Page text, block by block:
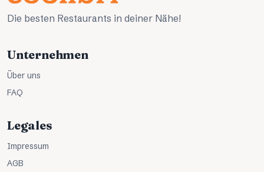
Die besten Restaurants in deiner Nähe!
Unternehmen
Über uns
FAQ
Legales
Impressum
AGB